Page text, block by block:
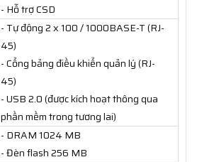
- Hỗ trợ CSD
- Tự động 2 x 100 / 1000BASE-T (RJ-
45)
- Cổng bảng điều khiển quản lý (RJ-
45)
- USB 2.0 (được kích hoạt thông qua
phần mềm trong tương lai)
- DRAM 1024 MB
- Đèn flash 256 MB